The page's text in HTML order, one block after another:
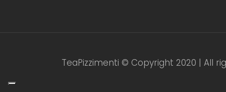
TeaPizzimenti © Copyright 2020 | All